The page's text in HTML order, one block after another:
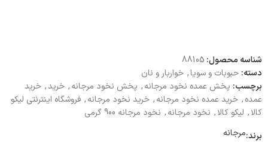
شناسه محصول: 88105
دسته: حبوبات و سویا, خواربار و نان
برچسب: پخش عمده نخود مرجانه, پخش نخود مرجانه, خرید, خرید
عمده, خرید عمده نخود مرجانه, خرید نخود مرجانه, فروشگاه اینترنتی لیکو
کالا, لیکو کالا, نخود مرجانه, نخود مرجانه 900 گرمی
برند:مرجانه